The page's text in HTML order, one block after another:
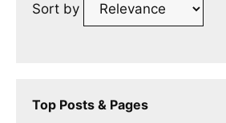
Sort by
Top Posts & Pages